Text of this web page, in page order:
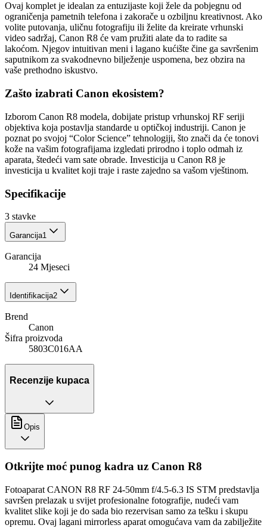
Ovaj komplet je idealan za entuzijaste koji žele da pobjegnu od
ograničenja pametnih telefona i zakorače u ozbiljnu kreativnost. Ako
volite putovanja, uličnu fotografiju ili želite da kreirate vrhunski
video sadržaj, Canon R8 će vam pružiti alate da to radite sa
lakoćom. Njegov intuitivan meni i lagano kućište čine ga savršenim
saputnikom za svakodnevno bilježenje uspomena, bez obzira na
vaše prethodno iskustvo.
Zašto izabrati Canon ekosistem?
Izborom Canon R8 modela, dobijate pristup vrhunskoj RF seriji
objektiva koja postavlja standarde u optičkoj industriji. Canon je
poznat po svojoj “Color Science” tehnologiji, što znači da će tonovi
kože na vašim fotografijama izgledati prirodno i toplo odmah iz
aparata, štedeći vam sate obrade. Investicija u Canon R8 je
investicija u kvalitet koji traje i raste zajedno sa vašom vještinom.
Specifikacije
3 stavke
Garancija1
Garancija
24 Mjeseci
Identifikacija2
Brend
Canon
Šifra proizvoda
5803C016AA
Recenzije kupaca
Opis
Otkrijte moć punog kadra uz Canon R8
Fotoaparat CANON R8 RF 24-50mm f/4.5-6.3 IS STM predstavlja
savršen prelazak u svijet profesionalne fotografije, nudeći vam
kvalitet slike koji je do sada bio rezervisan samo za tešku i skupu
opremu. Ovaj lagani mirrorless aparat omogućava vam da zabilježite